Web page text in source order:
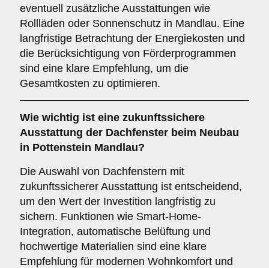
eventuell zusätzliche Ausstattungen wie
Rollläden oder Sonnenschutz in Mandlau. Eine
langfristige Betrachtung der Energiekosten und
die Berücksichtigung von Förderprogrammen
sind eine klare Empfehlung, um die
Gesamtkosten zu optimieren.
Wie wichtig ist eine zukunftssichere
Ausstattung der Dachfenster beim Neubau
in Pottenstein Mandlau?
Die Auswahl von Dachfenstern mit
zukunftssicherer Ausstattung ist entscheidend,
um den Wert der Investition langfristig zu
sichern. Funktionen wie Smart-Home-
Integration, automatische Belüftung und
hochwertige Materialien sind eine klare
Empfehlung für modernen Wohnkomfort und